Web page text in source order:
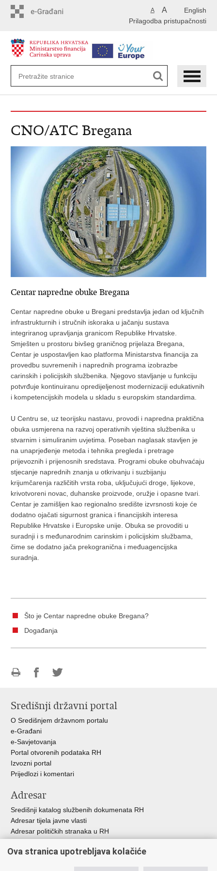
English
A A
Prilagodba pristupačnosti
CNO/ATC Bregana
Centar napredne obuke Bregana
Centar napredne obuke u Bregani predstavlja jedan od ključnih
infrastrukturnih i stručnih iskoraka u jačanju sustava
integriranog upravljanja granicom Republike Hrvatske.
Smješten u prostoru bivšeg graničnog prijelaza Bregana,
Centar je uspostavljen kao platforma Ministarstva financija za
provedbu suvremenih i naprednih programa izobrazbe
carinskih i policijskih službenika. Njegovo stavljanje u funkciju
potvrđuje kontinuiranu opredijeljenost modernizaciji edukativnih
i kompetencijskih modela u skladu s europskim standardima.
U Centru se, uz teorijsku nastavu, provodi i napredna praktična
obuka usmjerena na razvoj operativnih vještina službenika u
stvarnim i simuliranim uvjetima. Poseban naglasak stavljen je
na unaprjeđenje metoda i tehnika pregleda i pretrage
prijevoznih i prijenosnih sredstava. Programi obuke obuhvaćaju
stjecanje naprednih znanja u otkrivanju i suzbijanju
krijumčarenja različitih vrsta roba, uključujući droge, lijekove,
krivotvoreni novac, duhanske proizvode, oružje i opasne tvari.
Centar je zamišljen kao regionalno središte izvrsnosti koje će
dodatno ojačati sigurnost granica i financijskih interesa
Republike Hrvatske i Europske unije. Obuka se provoditi u
suradnji i s međunarodnim carinskim i policijskim službama,
čime se dodatno jača prekogranična i međuagencijska
suradnja.
Što je Centar napredne obuke Bregana?
Događanja
FacebookuTwitteru
Središnji državni portal
O Središnjem državnom portalu
e-Građani
e-Savjetovanja
Portal otvorenih podataka RH
Izvozni portal
Prijedlozi i komentari
Adresar
Središnji katalog službenih dokumenata RH
Adresar tijela javne vlasti
Adresar političkih stranaka u RH
Besplatni telefoni javne uprave
Ova stranica upotrebljava kolačiće